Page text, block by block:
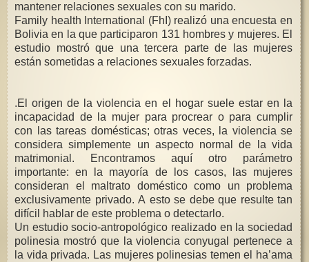
mantener relaciones sexuales con su marido.
Family health International (FhI) realizó una encuesta en
Bolivia en la que participaron 131 hombres y mujeres. El
estudio mostró que una tercera parte de las mujeres
están sometidas a relaciones sexuales forzadas.
.El origen de la violencia en el hogar suele estar en la
incapacidad de la mujer para procrear o para cumplir
con las tareas domésticas; otras veces, la violencia se
considera simplemente un aspecto normal de la vida
matrimonial. Encontramos aquí otro parámetro
importante: en la mayoría de los casos, las mujeres
consideran el maltrato doméstico como un problema
exclusivamente privado. A esto se debe que resulte tan
difícil hablar de este problema o detectarlo.
Un estudio socio-antropológico realizado en la sociedad
polinesia mostró que la violencia conyugal pertenece a
la vida privada. Las mujeres polinesias temen el ha’ama